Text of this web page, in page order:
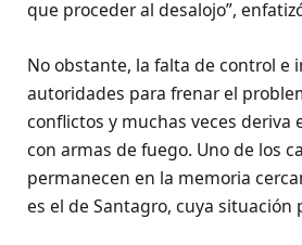
que proceder al desalojo”,
No obstante, la falta de control e
autoridades para frenar el
conflictos y muchas veces deriva
con armas de fuego. Uno de los
permanecen en la memoria
es el de Santagro, cuya situación